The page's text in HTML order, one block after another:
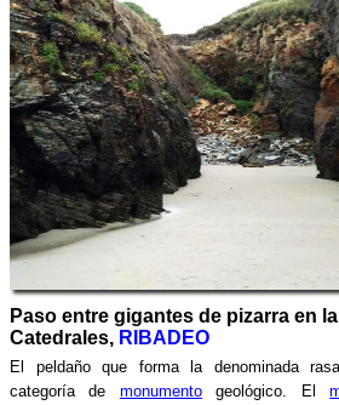
Paso entre gigantes de pizarra en
Catedrales, RIBADEO
El peldaño que forma la denominada
categoría de monumentogeológico. El